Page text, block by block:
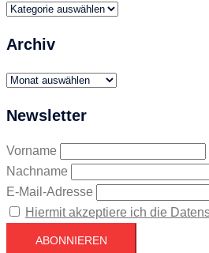
Themen
Archiv
Archiv
Newsletter
Vorname
Nachname
E-Mail-Adresse
Hiermit akzeptiere ich die